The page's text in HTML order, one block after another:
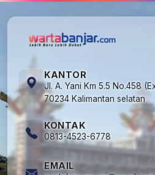
KANTOR
Jl. A. Yani Km 5.5 No.458
70234 Kalimantan selatan
KONTAK
0813-4523-6778
EMAIL